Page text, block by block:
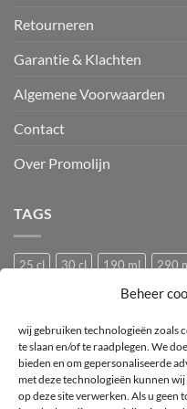
Beheer
wij gebruiken technologieën zoals
te slaan en/of te raadplegen. We
bieden en om gepersonaliseerde
met deze technologieën kunnen
op deze site verwerken. Als u geen
Retourneren
Garantie & Klachten
Algemene Voorwaarden
Contact
Over Promolijn
TAGS
25 cl 30 cl 190 ml 290
Bedrukking
bier
bierglas Camping
Festival glas
haan hen
logo
mok mus